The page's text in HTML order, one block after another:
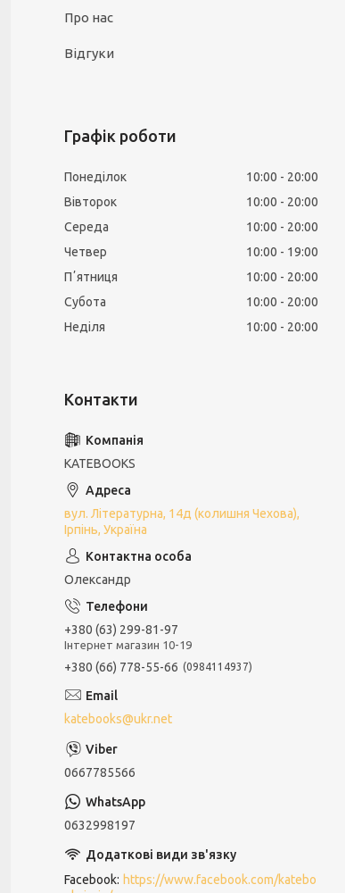
Про нас
Відгуки
Графік роботи
Понеділок 10:00
20:00
Вівторок
10:00
20:00
Середа
10:00
20:00
Четвер
10:00
19:00
Пʼятниця
10:00
20:00
Субота
10:00
20:00
Неділя
10:00 20:00
KATEBOOKS
вул. Літературна, 14д (колишня Чехова),
Ірпінь, Україна
Олександр
+380 (63) 299-81-97
Інтернет магазин 10-19
+380 (66) 778-55-66 0984114937
katebooks@ukr.net
0667785566
0632998197
Facebook https://www.facebook.com/katebo